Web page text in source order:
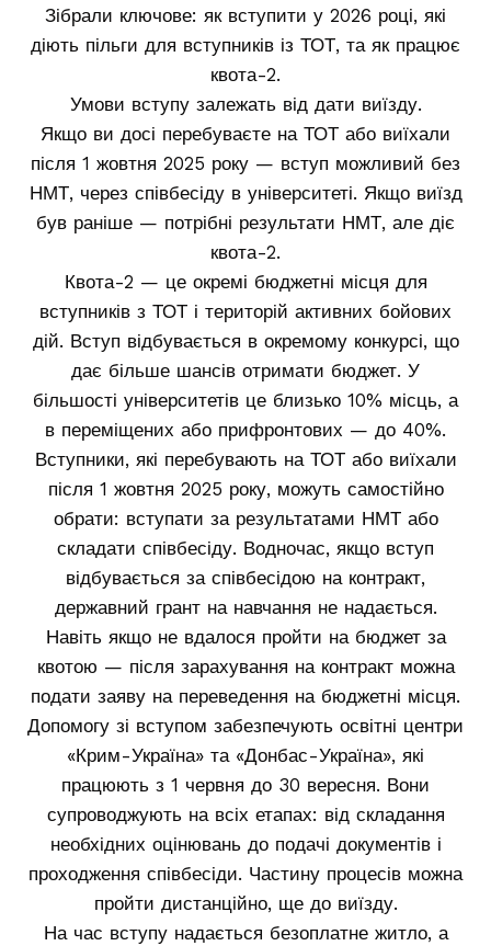
Зібрали ключове: як вступити у 2026 році, які
діють пільги для вступників із ТОТ, та як працює
квота-2.
Умови вступу залежать від дати виїзду.
Якщо ви досі перебуваєте на ТОТ або виїхали
після 1 жовтня 2025 року — вступ можливий без
НМТ, через співбесіду в університеті. Якщо виїзд
був раніше — потрібні результати НМТ, але діє
квота-2.
Квота-2 — це окремі бюджетні місця для
вступників з ТОТ і територій активних бойових
дій. Вступ відбувається в окремому конкурсі, що
дає більше шансів отримати бюджет. У
більшості університетів це близько 10% місць, а
в переміщених або прифронтових — до 40%.
Вступники, які перебувають на ТОТ або виїхали
після 1 жовтня 2025 року, можуть самостійно
обрати: вступати за результатами НМТ або
складати співбесіду. Водночас, якщо вступ
відбувається за співбесідою на контракт,
державний грант на навчання не надається.
Навіть якщо не вдалося пройти на бюджет за
квотою — після зарахування на контракт можна
подати заяву на переведення на бюджетні місця.
Допомогу зі вступом забезпечують освітні центри
«Крим-Україна» та «Донбас-Україна», які
працюють з 1 червня до 30 вересня. Вони
супроводжують на всіх етапах: від складання
необхідних оцінювань до подачі документів і
проходження співбесіди. Частину процесів можна
пройти дистанційно, ще до виїзду.
На час вступу надається безоплатне житло, а